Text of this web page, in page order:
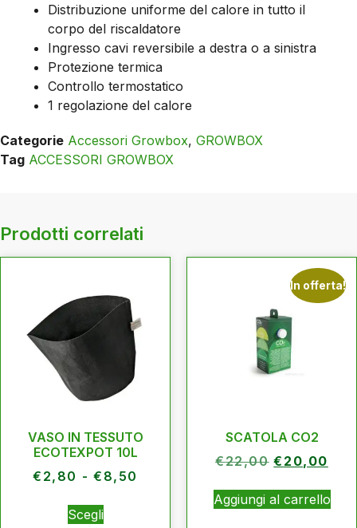
Distribuzione uniforme del calore in tutto il
corpo del riscaldatore
Ingresso cavi reversibile a destra o a sinistra
Protezione termica
Controllo termostatico
1 regolazione del calore
Categorie Accessori Growbox, GROWBOX
Tag ACCESSORI GROWBOX
Prodotti correlati
VASO IN TESSUTO
ECOTEXPOT 10L
€ 2,80 - € 8,50
Scegli
In offerta!
SCATOLA CO2
€22,00 € 20,00
Aggiungi al carrello